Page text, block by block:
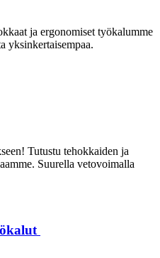
ja ergonomiset työkalumme
yksinkertaisempaa.
Tutustu tehokkaiden ja
Suurella vetovoimalla